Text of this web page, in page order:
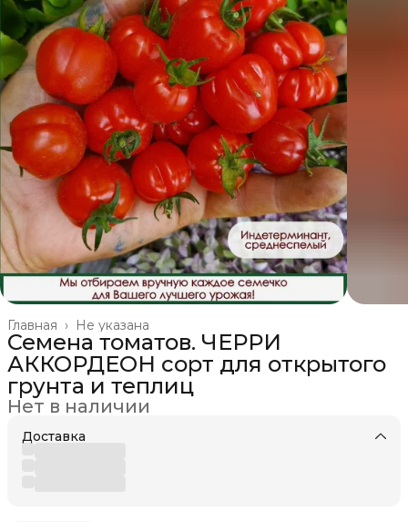
Не указана
Главная ›
Семена томатов. ЧЕРРИ
АККОРДЕОН сорт для открытого
грунта и теплиц
Нет в наличии
Доставка